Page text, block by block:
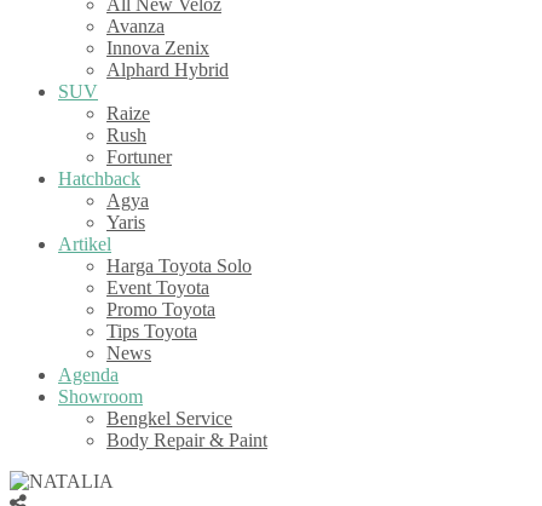
All New Veloz
Avanza
Innova Zenix
Alphard Hybrid
SUV
Raize
Rush
Fortuner
Hatchback
Agya
Yaris
Artikel
Harga Toyota Solo
Event Toyota
Promo Toyota
Tips Toyota
News
Agenda
Showroom
Bengkel Service
Body Repair & Paint